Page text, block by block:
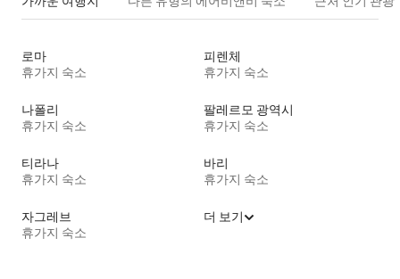
로마
휴가지 숙소
피렌체
휴가지 숙소
나폴리
휴가지 숙소
팔레르모 광역시
휴가지 숙소
티라나
휴가지 숙소
바리
휴가지 숙소
자그레브
휴가지 숙소
더 보기